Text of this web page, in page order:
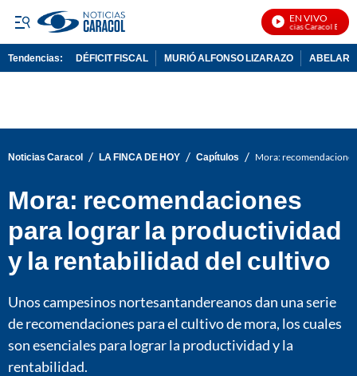
EN VIVO
Noticias Caracol En
Tendencias: DÉFICIT FISCAL MURIÓ ALFONSO LIZARAZO
Noticias Caracol / LA FINCA DE HOY / Capítulos / Mora:
Mora: recomendaciones
para lograr la productividad
y la rentabilidad del cultivo
Unos campesinos nortesantandereanos dan una serie
de recomendaciones para el cultivo de mora, los cuales
son esenciales para lograr la productividad y la
rentabilidad.